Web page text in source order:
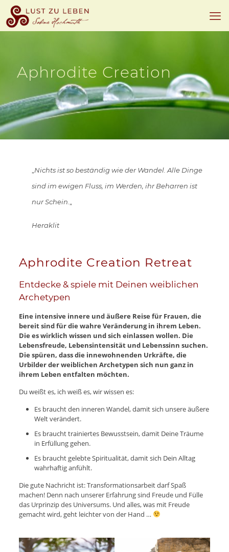
Aphrodite Creation
Nichts ist so beständig wie der Wandel. Alle Dinge
sind im ewigen Fluss, im Werden, ihr Beharren ist
nur Schein.
Heraklit
Aphrodite Creation Retreat
Entdecke & spiele mit Deinen weiblichen
Archetypen
Eine intensive innere und äußere Reise für Frauen, die
bereit sind für die wahre Veränderung in ihrem Leben.
Die es wirklich wissen und sich einlassen wollen. Die
Lebensfreude, Lebensintensität und Lebenssinn suchen.
Die spüren, dass die innewohnenden Urkräfte, die
Urbilder der weiblichen Archetypen sich nun ganz in
ihrem Leben entfalten möchten.
Du weißt es, ich weiß es, wir wissen es:
Es braucht den inneren Wandel, damit sich unsere äußere
Welt verändert.
Es braucht trainiertes Bewusstsein, damit Deine Träume
in Erfüllung gehen.
Es braucht gelebte Spiritualität, damit sich Dein Alltag
wahrhaftig anfühlt.
Die gute Nachricht ist: Transformationsarbeit darf Spaß
machen! Denn nach unserer Erfahrung sind Freude und Fülle
das Urprinzip des Universums. Und alles, was mit Freude
gemacht wird, geht leichter von der Hand …